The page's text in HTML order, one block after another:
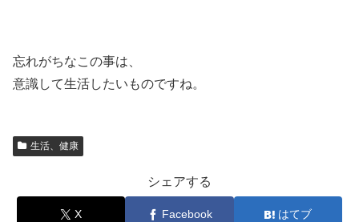
忘れがちなこの事は、
意識して生活したいものですね。
生活、健康
シェアする
X Facebook はてブ